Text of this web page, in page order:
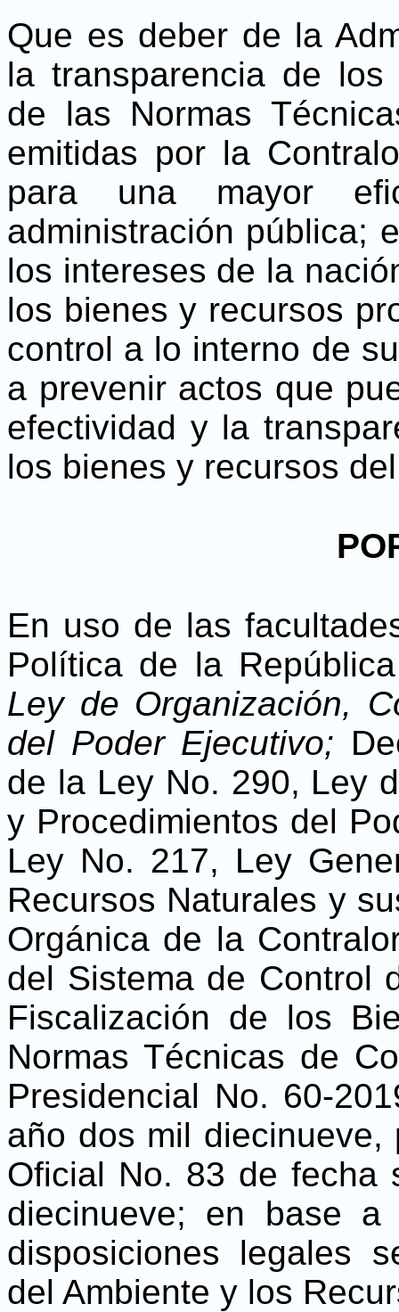
Que es deber de la
la transparencia de los
de las Normas
emitidas por la
para una mayor
administración pública;
los intereses de la
los bienes y recursos
control a lo interno de
a prevenir actos que
efectividad y la
los bienes y recursos
En uso de las
Política de la
Ley de Organización,
del Poder Ejecutivo;
de la Ley No. 290, Ley
y Procedimientos del
Ley No. 217, Ley
Recursos Naturales y
Orgánica de la
del Sistema de Control
Fiscalización de los
Normas Técnicas de
Presidencial No. 60-
año dos mil
Oficial No. 83 de fecha
diecinueve; en base a
disposiciones legales
del Ambiente y los